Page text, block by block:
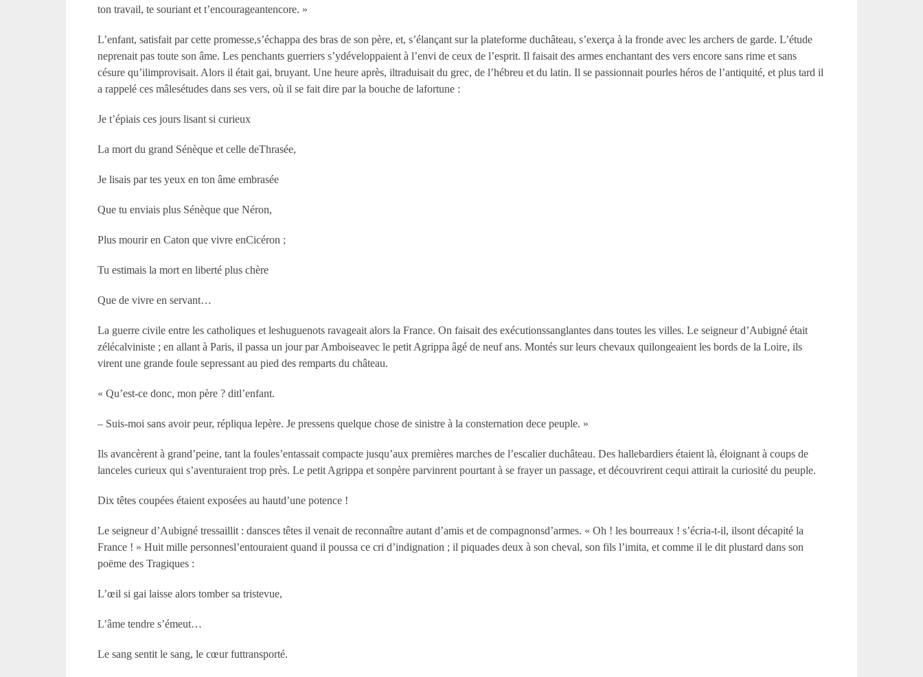
ton travail, te souriant et t’encourageantencore. »
L’enfant, satisfait par cette promesse,s’échappa des bras de son père, et, s’élançant sur la plateforme duchâteau, s’exerça à la fronde avec les archers de garde. L’étude
neprenait pas toute son âme. Les penchants guerriers s’ydéveloppaient à l’envi de ceux de l’esprit. Il faisait des armes enchantant des vers encore sans rime et sans
césure qu’ilimprovisait. Alors il était gai, bruyant. Une heure après, iltraduisait du grec, de l’hébreu et du latin. Il se passionnait pourles héros de l’antiquité, et plus tard il
a rappelé ces mâlesétudes dans ses vers, où il se fait dire par la bouche de lafortune :
Je t’épiais ces jours lisant si curieux
La mort du grand Sénèque et celle deThrasée,
Je lisais par tes yeux en ton âme embrasée
Que tu enviais plus Sénèque que Néron,
Plus mourir en Caton que vivre enCicéron ;
Tu estimais la mort en liberté plus chère
Que de vivre en servant…
La guerre civile entre les catholiques et leshuguenots ravageait alors la France. On faisait des exécutionssanglantes dans toutes les villes. Le seigneur d’Aubigné était
zélécalviniste ; en allant à Paris, il passa un jour par Amboiseavec le petit Agrippa âgé de neuf ans. Montés sur leurs chevaux quilongeaient les bords de la Loire, ils
virent une grande foule sepressant au pied des remparts du château.
« Qu’est-ce donc, mon père ? ditl’enfant.
– Suis-moi sans avoir peur, répliqua lepère. Je pressens quelque chose de sinistre à la consternation dece peuple. »
Ils avancèrent à grand’peine, tant la foules’entassait compacte jusqu’aux premières marches de l’escalier duchâteau. Des hallebardiers étaient là, éloignant à coups de
lanceles curieux qui s’aventuraient trop près. Le petit Agrippa et sonpère parvinrent pourtant à se frayer un passage, et découvrirent cequi attirait la curiosité du peuple.
Dix têtes coupées étaient exposées au hautd’une potence !
Le seigneur d’Aubigné tressaillit : dansces têtes il venait de reconnaître autant d’amis et de compagnonsd’armes. « Oh ! les bourreaux ! s’écria-t-il, ilsont décapité la
France ! » Huit mille personnesl’entouraient quand il poussa ce cri d’indignation ; il piquades deux à son cheval, son fils l’imita, et comme il le dit plustard dans son
poëme des Tragiques :
L’œil si gai laisse alors tomber sa tristevue,
L’âme tendre s’émeut…
Le sang sentit le sang, le cœur futtransporté.